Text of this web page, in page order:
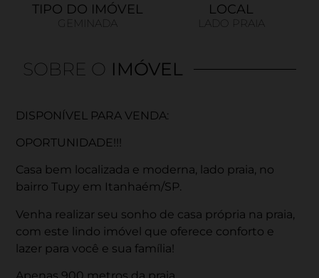
TIPO DO IMÓVEL
GEMINADA
LOCAL
LADO PRAIA
SOBRE O IMÓVEL
DISPONÍVEL PARA VENDA:
OPORTUNIDADE!!!
Casa bem localizada e moderna, lado praia, no
bairro Tupy em Itanhaém/SP.
Venha realizar seu sonho de casa própria na praia,
com este lindo imóvel que oferece conforto e
lazer para você e sua família!